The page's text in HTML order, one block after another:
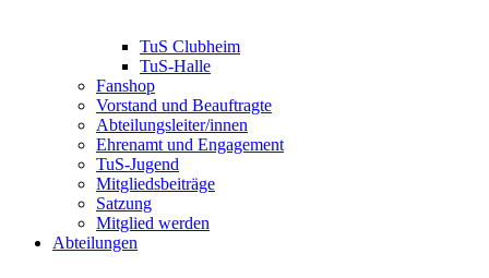
TuS Clubheim
TuS-Halle
Fanshop
Vorstand und Beauftragte
Abteilungsleiter/innen
Ehrenamt und Engagement
TuS-Jugend
Mitgliedsbeiträge
Satzung
Mitglied werden
Abteilungen